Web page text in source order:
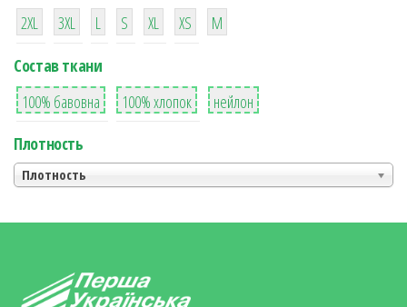
38
2XL
16
3XL
42
L
42
S
42
XL XS
М
Состав ткани
8
100% бавовна
36
100% хлопок
2
нейлон
Плотность
Плотность